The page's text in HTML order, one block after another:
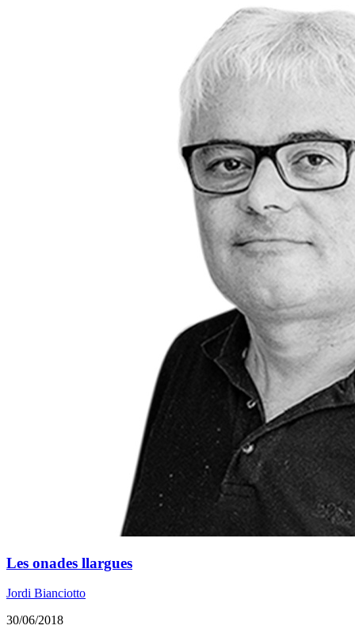
Les onades llargues
Jordi Bianciotto
30/06/2018